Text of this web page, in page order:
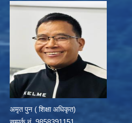
अमृत पुन ( शिक्षा अधिकृत)